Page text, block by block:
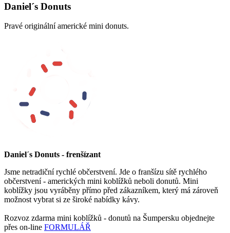
Daniel´s Donuts
Pravé originální americké mini donuts.
Daniel´s Donuts - frenšízant
Jsme netradiční rychlé občerstvení. Jde o franšízu sítě rychlého
občerstvení - amerických mini koblížků neboli donutů. Mini
koblížky jsou vyráběny přímo před zákazníkem, který má zároveň
možnost vybrat si ze široké nabídky kávy.
Rozvoz zdarma mini koblížků - donutů na Šumpersku objednejte
přes on-line FORMULÁŘ